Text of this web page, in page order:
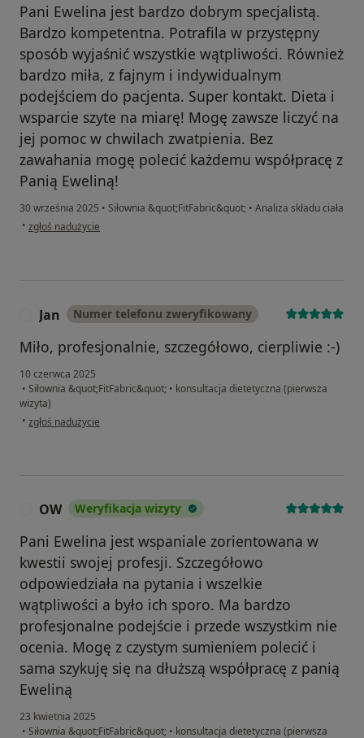
Pani Ewelina jest bardzo dobrym specjalistą.
Bardzo kompetentna. Potrafila w przystępny
sposób wyjaśnić wszystkie wątpliwości. Również
bardzo miła, z fajnym i indywidualnym
podejściem do pacjenta. Super kontakt. Dieta i
wsparcie szyte na miarę! Mogę zawsze liczyć na
jej pomoc w chwilach zwatpienia. Bez
zawahania mogę polecić każdemu współpracę z
Panią Eweliną!
30 września 2025 • Siłownia &quot;FitFabric&quot; • Analiza składu ciała
• w opinii użytkownika Magdalena
zgłoś nadużycie
Jan Numer telefonu zweryfikowany
Miło, profesjonalnie, szczegółowo, cierpliwie :-)
10 czerwca 2025
• Siłownia &quot;FitFabric&quot; • konsultacja dietetyczna (pierwsza
wizyta)
• w opinii użytkownika Jan
zgłoś nadużycie
OW Weryfikacja wizyty
Pani Ewelina jest wspaniale zorientowana w
kwestii swojej profesji. Szczegółowo
odpowiedziała na pytania i wszelkie
wątpliwości a było ich sporo. Ma bardzo
profesjonalne podejście i przede wszystkim nie
ocenia. Mogę z czystym sumieniem polecić i
sama szykuję się na dłuższą współpracę z panią
Eweliną
23 kwietnia 2025
• Siłownia &quot;FitFabric&quot; • konsultacja dietetyczna (pierwsza